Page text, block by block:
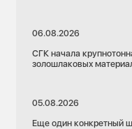
06.08.2026
СГК начала
золошлаковых
05.08.2026
Еще один конкретный